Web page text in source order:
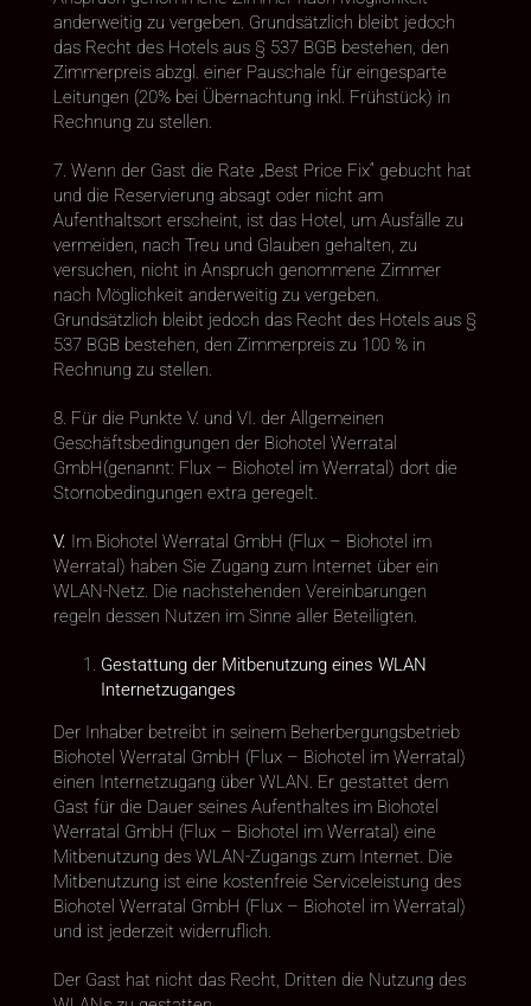
anderweitig zu vergeben. Grundsätzlich bleibt jedoch
das Recht des Hotels aus § 537 BGB bestehen, den
Zimmerpreis abzgl. einer Pauschale für eingesparte
Leitungen (20% bei Übernachtung inkl. Frühstück) in
Rechnung zu stellen.
7. Wenn der Gast die Rate „Best Price Fix“ gebucht hat
und die Reservierung absagt oder nicht am
Aufenthaltsort erscheint, ist das Hotel, um Ausfälle zu
vermeiden, nach Treu und Glauben gehalten, zu
versuchen, nicht in Anspruch genommene Zimmer
nach Möglichkeit anderweitig zu vergeben.
Grundsätzlich bleibt jedoch das Recht des Hotels aus §
537 BGB bestehen, den Zimmerpreis zu 100 % in
Rechnung zu stellen.
8. Für die Punkte V. und VI. der Allgemeinen
Geschäftsbedingungen der Biohotel Werratal
GmbH(genannt: Flux – Biohotel im Werratal) dort die
Stornobedingungen extra geregelt.
V. Im Biohotel Werratal GmbH (Flux – Biohotel im
Werratal) haben Sie Zugang zum Internet über ein
WLAN-Netz. Die nachstehenden Vereinbarungen
regeln dessen Nutzen im Sinne aller Beteiligten.
Gestattung der Mitbenutzung eines WLAN
Internetzuganges
Der Inhaber betreibt in seinem Beherbergungsbetrieb
Biohotel Werratal GmbH (Flux – Biohotel im Werratal)
einen Internetzugang über WLAN. Er gestattet dem
Gast für die Dauer seines Aufenthaltes im Biohotel
Werratal GmbH (Flux – Biohotel im Werratal) eine
Mitbenutzung des WLAN-Zugangs zum Internet. Die
Mitbenutzung ist eine kostenfreie Serviceleistung des
Biohotel Werratal GmbH (Flux – Biohotel im Werratal)
und ist jederzeit widerruflich.
Der Gast hat nicht das Recht, Dritten die Nutzung des